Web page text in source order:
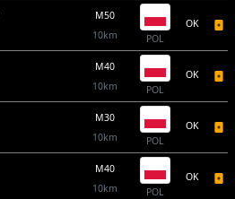
M50
10km
POL
OK
M40
10km
POL
OK
M30
10km
POL
OK
M40
10km
POL
OK